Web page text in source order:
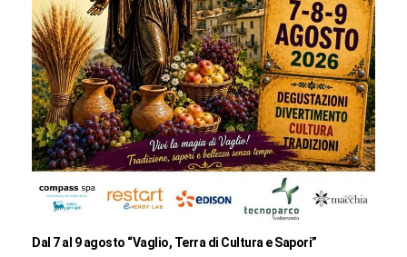
Dal 7 al 9 agosto “Vaglio, Terra di Cultura e Sapori”